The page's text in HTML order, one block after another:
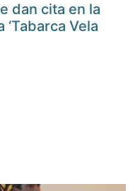
dan cita en la
Vela